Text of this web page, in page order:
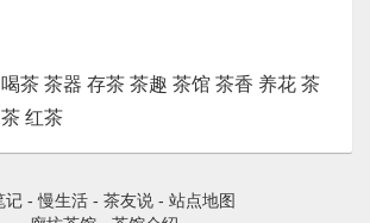
喝茶 茶器 存茶 茶趣 茶馆 茶香 养花 茶
红茶
记-慢生活- 茶友说- 站点地图